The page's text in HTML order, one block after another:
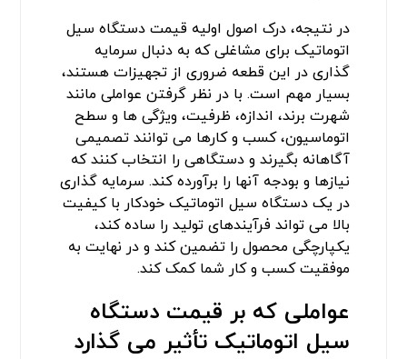
در نتیجه، درک اصول اولیه قیمت دستگاه سیل
اتوماتیک برای مشاغلی که به دنبال سرمایه
گذاری در این قطعه ضروری از تجهیزات هستند،
بسیار مهم است. با در نظر گرفتن عواملی مانند
شهرت برند، اندازه، ظرفیت، ویژگی ها و سطح
اتوماسیون، کسب و کارها می توانند تصمیمی
آگاهانه بگیرند و دستگاهی را انتخاب کنند که
نیازها و بودجه آنها را برآورده کند. سرمایه گذاری
در یک دستگاه سیل اتوماتیک خودکار با کیفیت
بالا می تواند فرآیندهای تولید را ساده کند،
یکپارچگی محصول را تضمین کند و در نهایت به
موفقیت کسب و کار شما کمک کند.
عواملی که بر قیمت دستگاه
سیل اتوماتیک تأثیر می گذارد